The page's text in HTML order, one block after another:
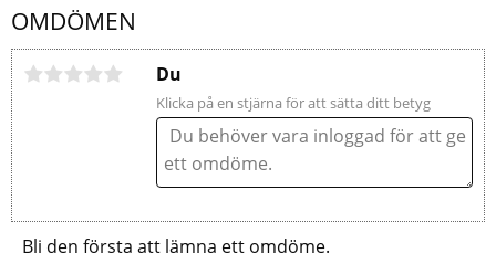
OMDÖMEN
Du
Klicka på en stjärna för att sätta ditt betyg
Bli den första att lämna ett omdöme.